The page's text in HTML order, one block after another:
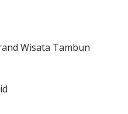
Wisata Tambun